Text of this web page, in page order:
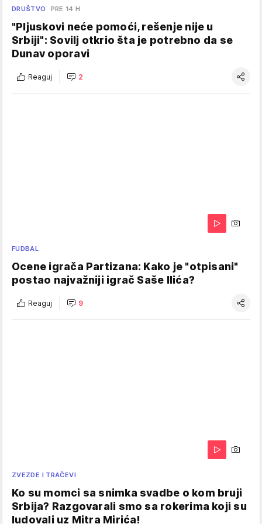
DRUŠTVO PRE 14 H
"Pljuskovi neće pomoći, rešenje nije u
Srbiji": Sovilj otkrio šta je potrebno da se
Dunav oporavi
Reaguj 2
FUDBAL
Ocene igrača Partizana: Kako je "otpisani"
postao najvažniji igrač Saše Ilića?
Reaguj 9
ZVEZDE I TRAČEVI
Ko su momci sa snimka svadbe o kom bruji
Srbija? Razgovarali smo sa rokerima koji su
ludovali uz Mitra Mirića!